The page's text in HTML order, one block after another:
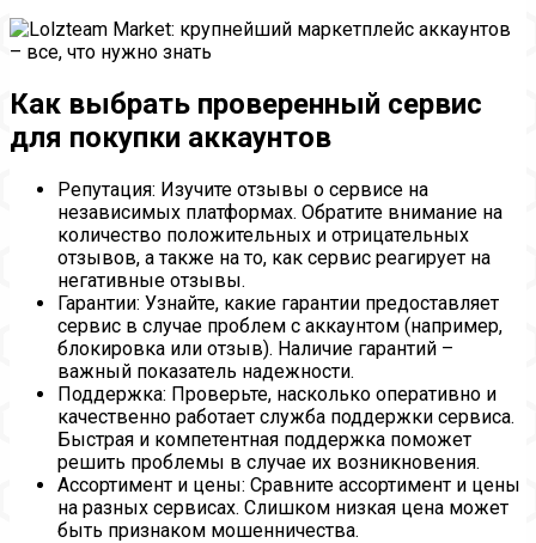
Как выбрать проверенный сервис
для покупки аккаунтов
Репутация: Изучите отзывы о сервисе на
независимых платформах. Обратите внимание на
количество положительных и отрицательных
отзывов, а также на то, как сервис реагирует на
негативные отзывы.
Гарантии: Узнайте, какие гарантии предоставляет
сервис в случае проблем с аккаунтом (например,
блокировка или отзыв). Наличие гарантий –
важный показатель надежности.
Поддержка: Проверьте, насколько оперативно и
качественно работает служба поддержки сервиса.
Быстрая и компетентная поддержка поможет
решить проблемы в случае их возникновения.
Ассортимент и цены: Сравните ассортимент и цены
на разных сервисах. Слишком низкая цена может
быть признаком мошенничества.